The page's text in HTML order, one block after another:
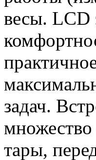
весы. LCD
задач.
тары,